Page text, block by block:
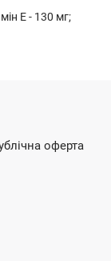
E - 130 мг;
оферта